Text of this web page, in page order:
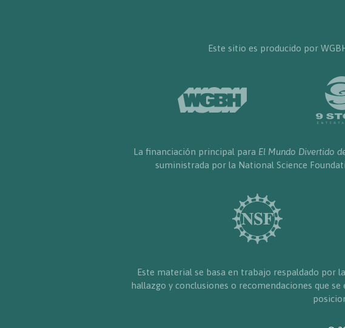
Este sitio es producido por
La financiación principal para El Mundo Divertido
suministrada por la National Science
Este material se basa en trabajo respaldado por
hallazgo y conclusiones o recomendaciones que